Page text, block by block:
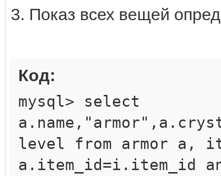
3. Показ всех вещей
Код:
mysql> select
level from armor a,
a.item_id=i.item_id